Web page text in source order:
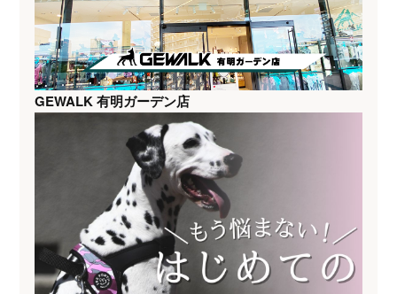
GEWALK 有明ガーデン店